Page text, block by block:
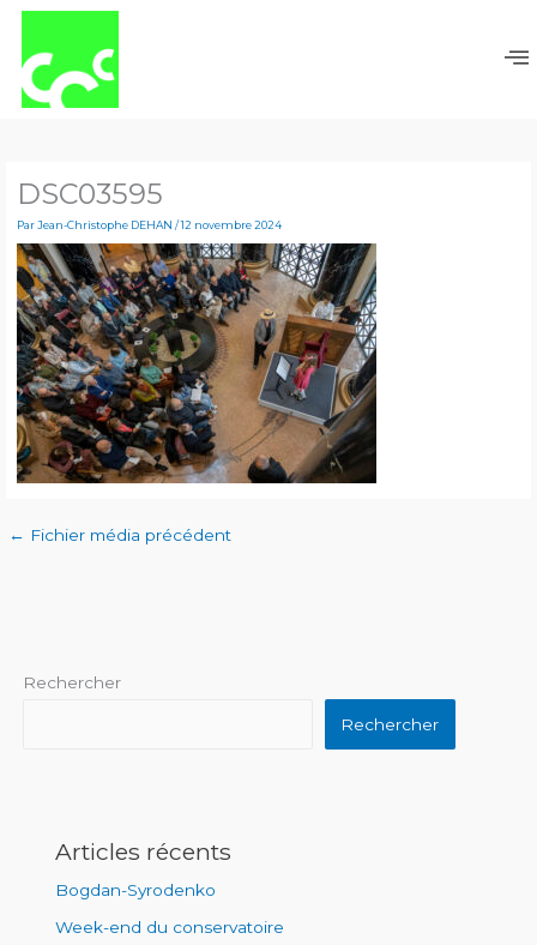
DSC03595
ParJean-Christophe DEHAN /12 novembre 2024
← Fichier média précédent
Rechercher
Rechercher
Articles récents
Bogdan-Syrodenko
Week-end du conservatoire